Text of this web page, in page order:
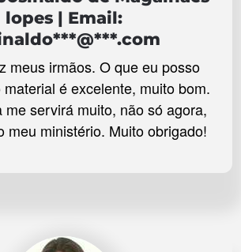
lopes | Email:
meus irmãos. O que eu posso
é excelente, muito bom.
me servirá muito, não só agora,
meu ministério. Muito obrigado!